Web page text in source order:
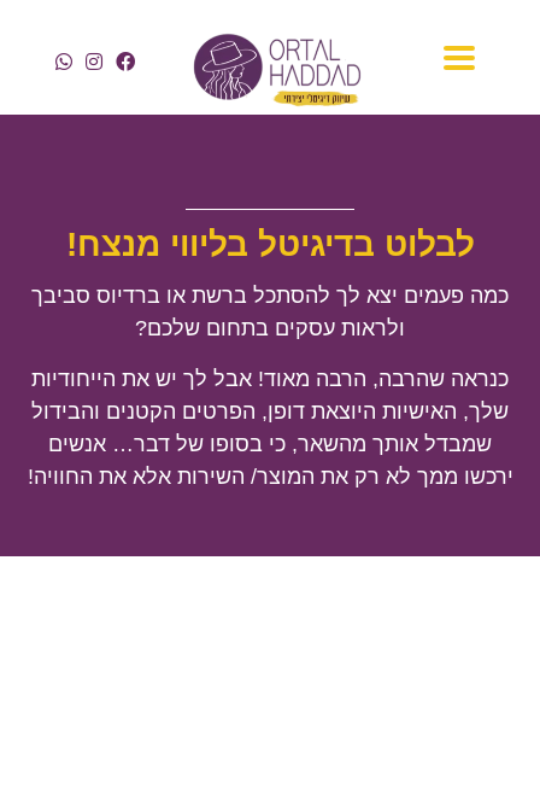
לבלוט בדיגיטל בליווי מנצח!
כמה פעמים יצא לך להסתכל ברשת או ברדיוס סביבך
ולראות עסקים בתחום שלכם?
כנראה שהרבה, הרבה מאוד! אבל לך יש את הייחודיות
שלך, האישיות היוצאת דופן, הפרטים הקטנים והבידול
שמבדל אותך מהשאר, כי בסופו של דבר… אנשים
ירכשו ממך לא רק את המוצר/ השירות אלא את החוויה!